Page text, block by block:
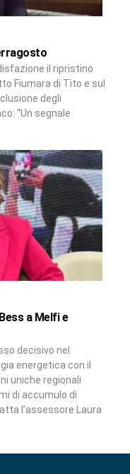
il ripristino
Fiumara di Tito e sul
degli
“Un segnale
a Melfi e
decisivo nel
energetica con il
uniche regionali
di accumulo di
l’assessore Laura